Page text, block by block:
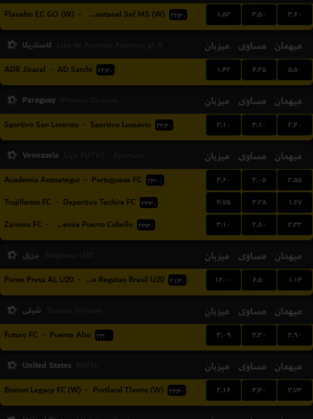
Planalto EC GO (W) - FC Pantanal Saf MS (W) ۲۲:۳۰ ۱.۸۳ ۳.۵۰ ۳.۶۰
کاستاریکا میزبان مساوی میهمان
ADR Jicaral - AD Sarchi ۲۲:۳۰ ۱.۴۲ ۴.۲۵ ۵.۵۰
Paraguay میزبان مساوی میهمان
Sportivo San Lorenzo - Sportivo Luqueno ۲۲:۳۰ ۳.۱۰ ۳.۱۰ ۲.۴۰
Venezuela میزبان مساوی میهمان
Academia Anzoategui - Portuguesa FC ۲۳:۰۰ ۲.۶۰ ۳.۰۵ ۲.۵۵
Trujillanos FC - Deportivo Tachira FC ۲۳:۳۰ ۴.۷۵ ۳.۲۸ ۱.۶۷
Zamora FC - Academia Puerto Cabello ۲۳:۳۰ ۳.۱۰ ۲.۸۰ ۲.۳۳
برزیل میزبان مساوی میهمان
Ponte Preta AL U20 - Clube de Regatas Brasil U20 ۲۱:۳۰ ۱۲.۰۰ ۶.۵۰ ۱.۱۴
شیلی میزبان مساوی میهمان
Futuro FC - Puente Alto ۲۳:۰۰ ۲.۰۹ ۳.۳۰ ۲.۹۰
United States میزبان مساوی میهمان
Boston Legacy FC (W) - Portland Thorns (W) ۲۳:۳۰ ۲.۱۶ ۳.۴۰ ۲.۷۳